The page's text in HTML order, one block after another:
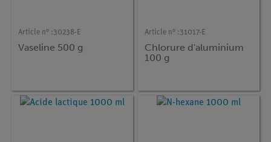
Article n° :30238-E
Vaseline 500 g
Article n° :31017-E
Chlorure d'aluminium
100 g